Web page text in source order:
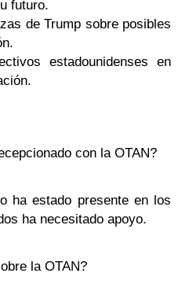
futuro.
de Trump sobre posibles
estadounidenses en
con la OTAN?
ha estado presente en los
ha necesitado apoyo.
la OTAN?